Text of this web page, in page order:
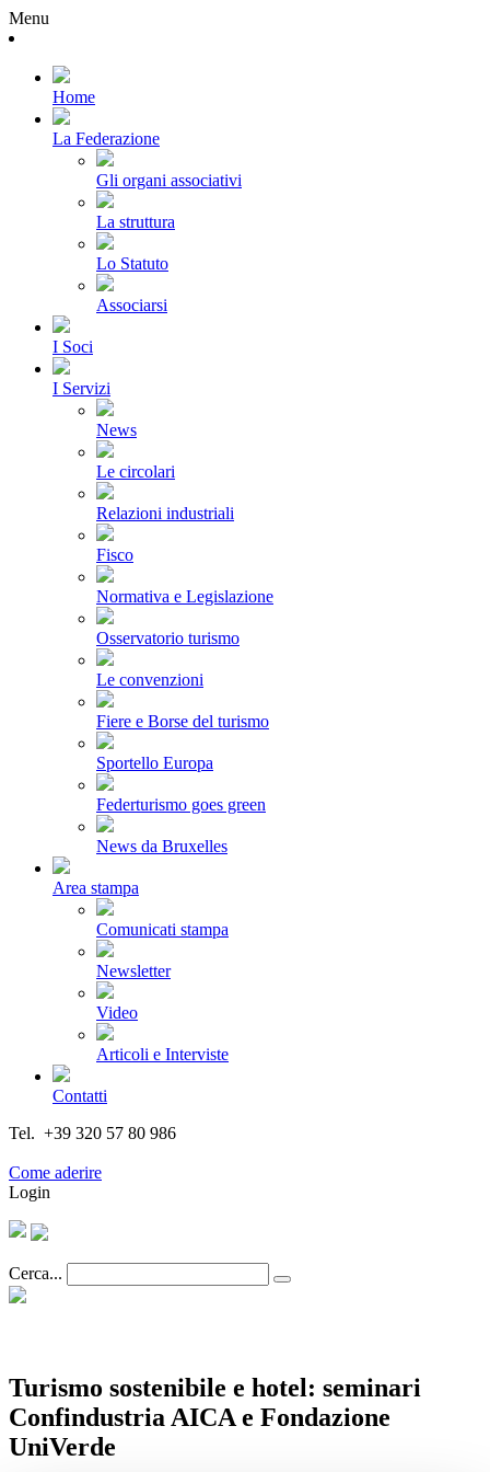
Menu
Home
La Federazione
Gli organi associativi
La struttura
Lo Statuto
Associarsi
I Soci
I Servizi
News
Le circolari
Relazioni industriali
Fisco
Normativa e Legislazione
Osservatorio turismo
Le convenzioni
Fiere e Borse del turismo
Sportello Europa
Federturismo goes green
News da Bruxelles
Area stampa
Comunicati stampa
Newsletter
Video
Articoli e Interviste
Contatti
Tel. +39 320 57 80 986
Come aderire
Login
Cerca...
Turismo sostenibile e hotel: seminari
Confindustria AICA e Fondazione
UniVerde